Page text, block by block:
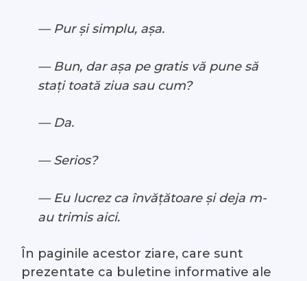
— Pur și simplu, așa.
— Bun, dar așa pe gratis vă pune să
stați toată ziua sau cum?
— Da.
— Serios?
— Eu lucrez ca învățătoare și deja m-
au trimis aici.
În paginile acestor ziare, care sunt
prezentate ca buletine informative ale